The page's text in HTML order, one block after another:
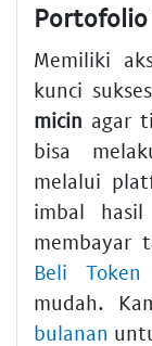
Portofolio
Memiliki
kunci
micin agar
bisa
melalui
imbal
membayar
Beli
mudah.
bulanan